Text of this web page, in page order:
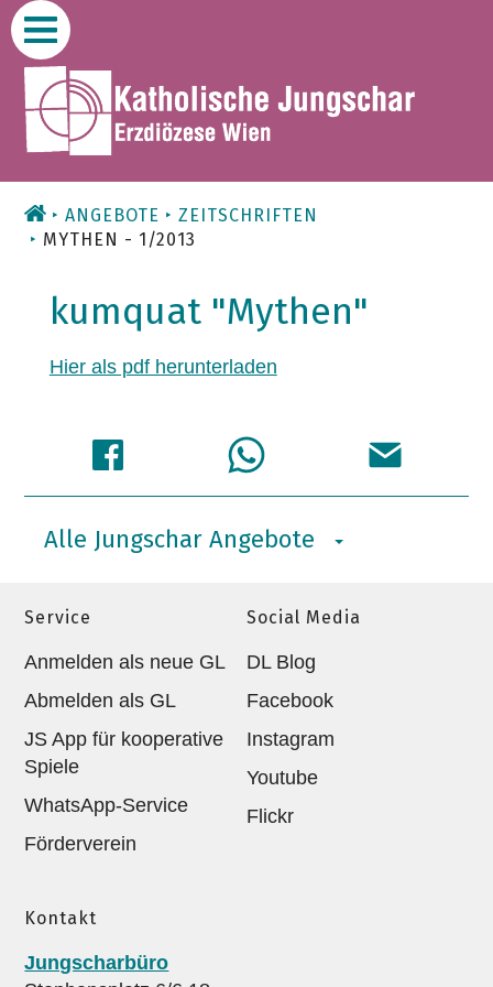
Zum
Inhalt
ANGEBOTE
ZEITSCHRIFTEN
MYTHEN - 1/2013
kumquat "Mythen"
Hier als pdf herunterladen
Alle Jungschar Angebote
Service
Anmelden als neue GL
Abmelden als GL
JS App für kooperative
Spiele
WhatsApp-Service
Förderverein
Social Media
DL Blog
Facebook
Instagram
Youtube
Flickr
Kontakt
Jungscharbüro